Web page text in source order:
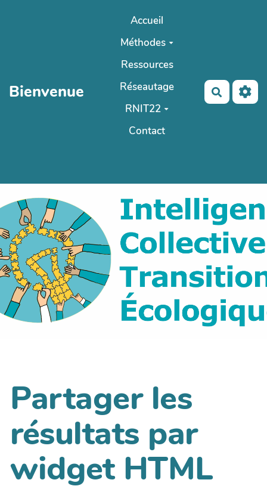
Bienvenue
Accueil
Méthodes
Ressources
Réseautage
RNIT22
Contact
Partager les
résultats par
widget HTML